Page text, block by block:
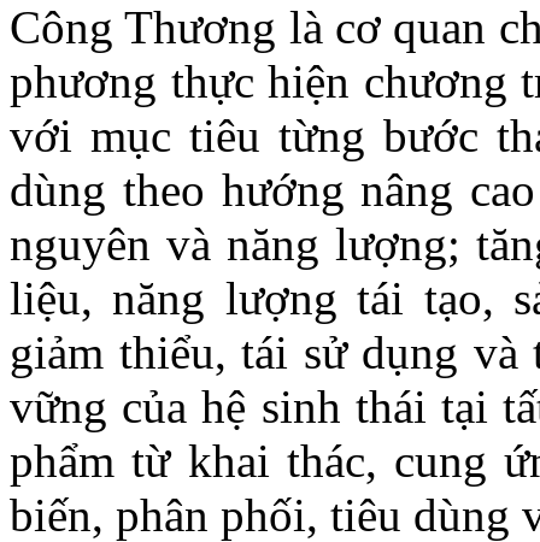
Công Thương là cơ quan
phương thực hiện chương
với mục tiêu từng bước
dùng theo hướng nâng
nguyên và năng lượng;
liệu, năng lượng tái tạo,
giảm thiểu, tái sử dụng
vững của hệ sinh thái tại
phẩm từ khai thác, cung
biến, phân phối, tiêu dùng